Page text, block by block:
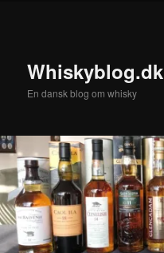
Whiskyblog.dk
En dansk blog om whisky